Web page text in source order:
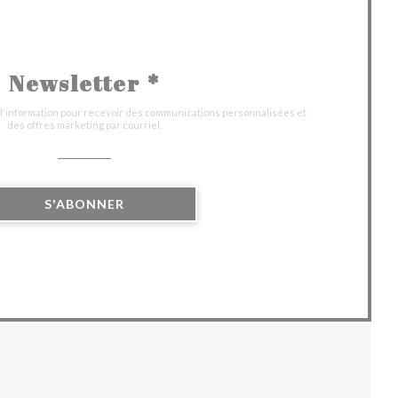
Newsletter *
pour recevoir des communications personnalisées et
des offres marketing par courriel.
S'ABONNER
FENÊTRE))